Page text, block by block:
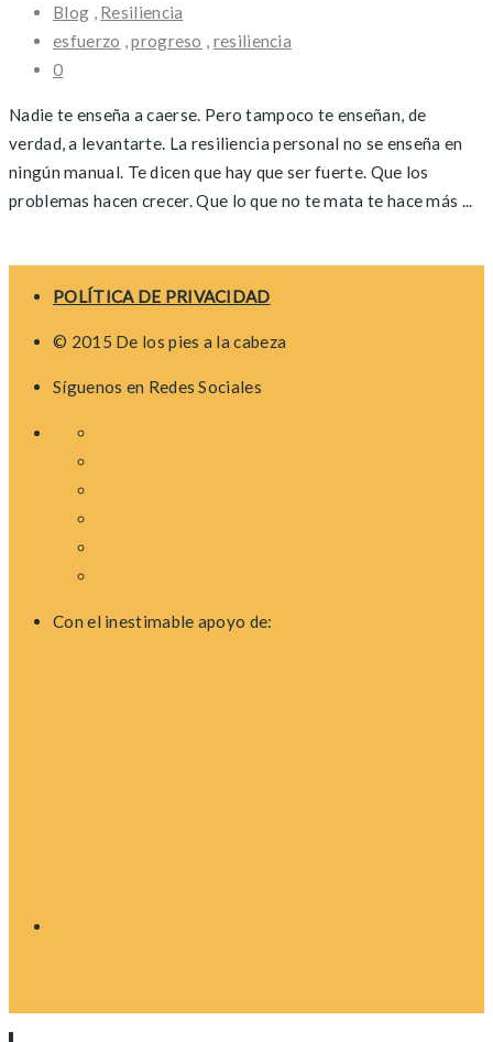
Blog
Resiliencia
esfuerzo ,progreso
resiliencia
0
Nadie te enseña a caerse. Pero tampoco te enseñan, de
verdad, a levantarte. La resiliencia personal no se enseña en
ningún manual. Te dicen que hay que ser fuerte. Que los
problemas hacen crecer. Que lo que no te mata te hace más ...
navigation
POLÍTICA DE PRIVACIDAD
© 2015 De los pies a la cabeza
Síguenos en Redes Sociales
Con el inestimable apoyo de: